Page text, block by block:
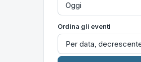
Ordina gli eventi